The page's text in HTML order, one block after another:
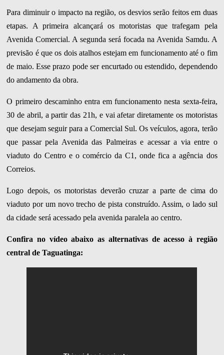
Para diminuir o impacto na região, os desvios serão feitos em duas
etapas. A primeira alcançará os motoristas que trafegam pela
Avenida Comercial. A segunda será focada na Avenida Samdu. A
previsão é que os dois atalhos estejam em funcionamento até o fim
de maio. Esse prazo pode ser encurtado ou estendido, dependendo
do andamento da obra.
O primeiro descaminho entra em funcionamento nesta sexta-feira,
30 de abril, a partir das 21h, e vai afetar diretamente os motoristas
que desejam seguir para a Comercial Sul. Os veículos, agora, terão
que passar pela Avenida das Palmeiras e acessar a via entre o
viaduto do Centro e o comércio da C1, onde fica a agência dos
Correios.
Logo depois, os motoristas deverão cruzar a parte de cima do
viaduto por um novo trecho de pista construído. Assim, o lado sul
da cidade será acessado pela avenida paralela ao centro.
Confira no vídeo abaixo as alternativas de acesso à região
central de Taguatinga: